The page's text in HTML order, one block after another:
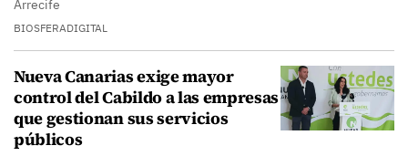
Arrecife
BIOSFERADIGITAL
Nueva Canarias exige mayor
control del Cabildo a las empresas
que gestionan sus servicios
públicos